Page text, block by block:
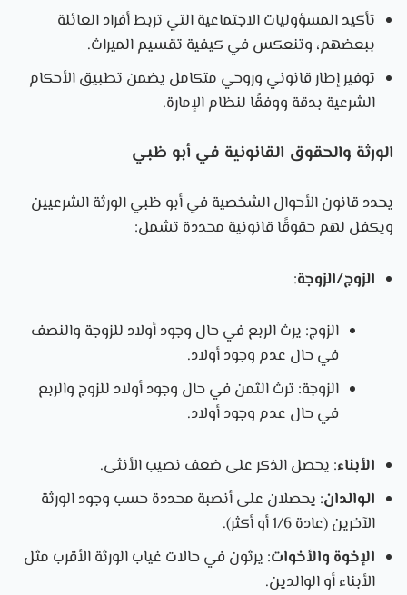
تأكيد المسؤوليات الاجتماعية التي تربط أفراد العائلة
ببعضهم، وتنعكس في كيفية تقسيم الميراث.
توفير إطار قانوني وروحي متكامل يضمن تطبيق الأحكام
الشرعية بدقة ووفقًا لنظام الإمارة.
الورثة والحقوق القانونية في أبو ظبي
يحدد قانون الأحوال الشخصية في أبو ظبي الورثة الشرعيين
ويكفل لهم حقوقًا قانونية محددة تشمل:
الزوج/الزوجة:
الزوج: يرث الربع في حال وجود أولاد للزوجة والنصف
في حال عدم وجود أولاد.
الزوجة: ترث الثمن في حال وجود أولاد للزوج والربع
في حال عدم وجود أولاد.
الأبناء: يحصل الذكر على ضعف نصيب الأنثى.
الوالدان: يحصلان على أنصبة محددة حسب وجود الورثة
الآخرين (عادة 1/6 أو أكثر).
الإخوة والأخوات: يرثون في حالات غياب الورثة الأقرب مثل
الأبناء أو الوالدين.